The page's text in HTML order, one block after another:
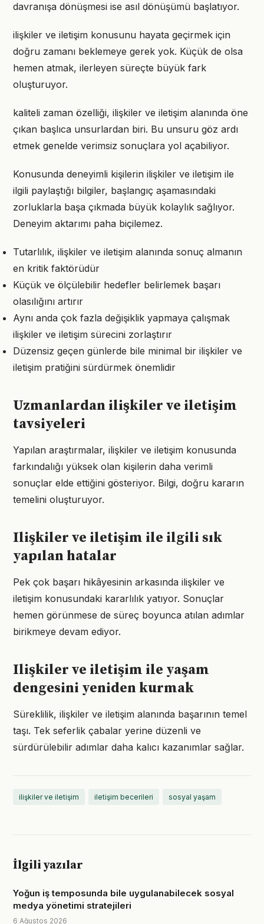
davranışa dönüşmesi ise asıl dönüşümü başlatıyor.
ilişkiler ve iletişim konusunu hayata geçirmek için
doğru zamanı beklemeye gerek yok. Küçük de olsa
hemen atmak, ilerleyen süreçte büyük fark
oluşturuyor.
kaliteli zaman özelliği, ilişkiler ve iletişim alanında öne
çıkan başlıca unsurlardan biri. Bu unsuru göz ardı
etmek genelde verimsiz sonuçlara yol açabiliyor.
Konusunda deneyimli kişilerin ilişkiler ve iletişim ile
ilgili paylaştığı bilgiler, başlangıç aşamasındaki
zorluklarla başa çıkmada büyük kolaylık sağlıyor.
Deneyim aktarımı paha biçilemez.
Tutarlılık, ilişkiler ve iletişim alanında sonuç almanın
en kritik faktörüdür
Küçük ve ölçülebilir hedefler belirlemek başarı
olasılığını artırır
Aynı anda çok fazla değişiklik yapmaya çalışmak
ilişkiler ve iletişim sürecini zorlaştırır
Düzensiz geçen günlerde bile minimal bir ilişkiler ve
iletişim pratiğini sürdürmek önemlidir
Uzmanlardan ilişkiler ve iletişim
tavsiyeleri
Yapılan araştırmalar, ilişkiler ve iletişim konusunda
farkındalığı yüksek olan kişilerin daha verimli
sonuçlar elde ettiğini gösteriyor. Bilgi, doğru kararın
temelini oluşturuyor.
Ilişkiler ve iletişim ile ilgili sık
yapılan hatalar
Pek çok başarı hikâyesinin arkasında ilişkiler ve
iletişim konusundaki kararlılık yatıyor. Sonuçlar
hemen görünmese de süreç boyunca atılan adımlar
birikmeye devam ediyor.
Ilişkiler ve iletişim ile yaşam
dengesini yeniden kurmak
Süreklilik, ilişkiler ve iletişim alanında başarının temel
taşı. Tek seferlik çabalar yerine düzenli ve
sürdürülebilir adımlar daha kalıcı kazanımlar sağlar.
ilişkiler ve iletişim iletişim becerileri sosyal yaşam
İlgili yazılar
Yoğun iş temposunda bile uygulanabilecek sosyal
medya yönetimi stratejileri
6 Ağustos 2026